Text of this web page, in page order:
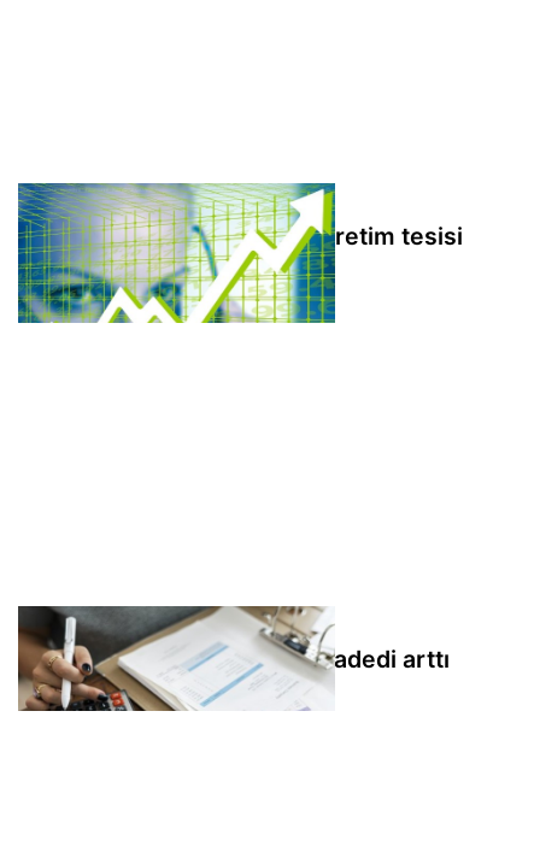
Çuhadaroğlu Metal'in yeni üretim tesisi
faaliyete geçti
Ebebek'in temmuz ayı satış adedi arttı